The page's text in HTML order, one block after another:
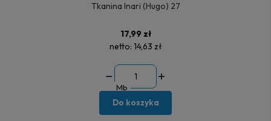
Tkanina Inari (Hugo) 27
17,99 zł
netto: 14,63 zł
Mb
Do koszyka